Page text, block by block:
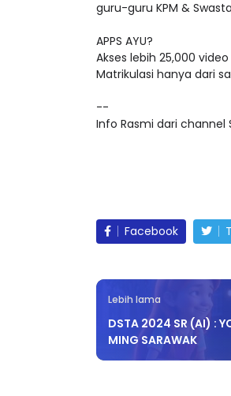
guru-guru KPM &
APPS AYU?
Akses lebih 25,000
Matrikulasi hanya dari
--
Info Rasmi dari channel
Facebook
Lebih lama
DSTA 2024 SR (AI) :
MING SARAWAK